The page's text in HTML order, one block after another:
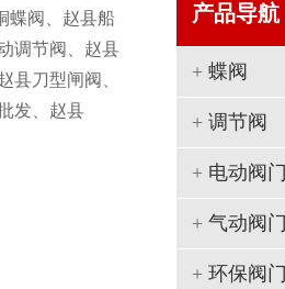
蝶阀、赵县船
调节阀、赵县
县刀型闸阀、
发、赵县
产品导航
+蝶阀
+调节阀
+ 电动阀门
+气动阀门
+环保阀门